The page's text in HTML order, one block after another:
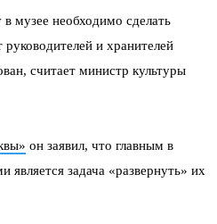
музее необходимо сделать
и хранителей
считает министр культуры
он заявил, что главным в
является задача «развернуть» их